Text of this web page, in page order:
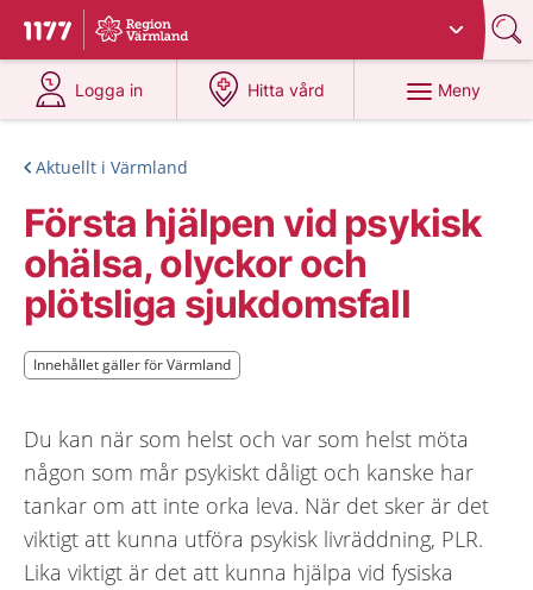
Till startsidan för 1177
Du har valt region
Logga in
på 1177.se
Hitta vård
på 1177.se
Meny
Aktuellt i Värmland
Första hjälpen vid psykisk
ohälsa, olyckor och
plötsliga sjukdomsfall
Innehållet gäller för Värmland
Innehållet gäller för Värmland
Du kan när som helst och var som helst möta
någon som mår psykiskt dåligt och kanske har
tankar om att inte orka leva. När det sker är det
viktigt att kunna utföra psykisk livräddning, PLR.
Lika viktigt är det att kunna hjälpa vid fysiska